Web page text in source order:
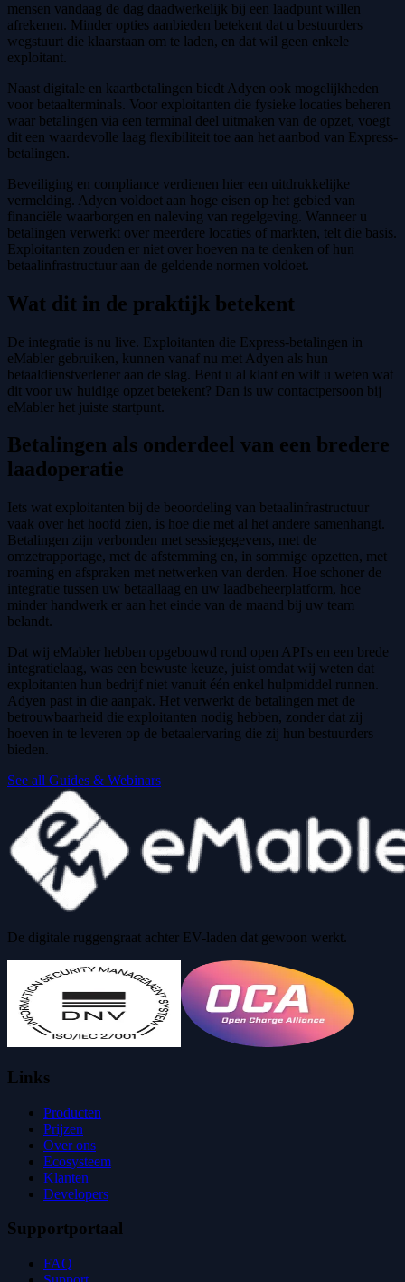
mensen vandaag de dag daadwerkelijk bij een laadpunt willen
afrekenen. Minder opties aanbieden betekent dat u bestuurders
wegstuurt die klaarstaan om te laden, en dat wil geen enkele
exploitant.
Naast digitale en kaartbetalingen biedt Adyen ook mogelijkheden
voor betaalterminals. Voor exploitanten die fysieke locaties beheren
waar betalingen via een terminal deel uitmaken van de opzet, voegt
dit een waardevolle laag flexibiliteit toe aan het aanbod van Express-
betalingen.
Beveiliging en compliance verdienen hier een uitdrukkelijke
vermelding. Adyen voldoet aan hoge eisen op het gebied van
financiële waarborgen en naleving van regelgeving. Wanneer u
betalingen verwerkt over meerdere locaties of markten, telt die basis.
Exploitanten zouden er niet over hoeven na te denken of hun
betaalinfrastructuur aan de geldende normen voldoet.
Wat dit in de praktijk betekent
De integratie is nu live. Exploitanten die Express-betalingen in
eMabler gebruiken, kunnen vanaf nu met Adyen als hun
betaaldienstverlener aan de slag. Bent u al klant en wilt u weten wat
dit voor uw huidige opzet betekent? Dan is uw contactpersoon bij
eMabler het juiste startpunt.
Betalingen als onderdeel van een bredere
laadoperatie
Iets wat exploitanten bij de beoordeling van betaalinfrastructuur
vaak over het hoofd zien, is hoe die met al het andere samenhangt.
Betalingen zijn verbonden met sessiegegevens, met de
omzetrapportage, met de afstemming en, in sommige opzetten, met
roaming en afspraken met netwerken van derden. Hoe schoner de
integratie tussen uw betaallaag en uw laadbeheerplatform, hoe
minder handwerk er aan het einde van de maand bij uw team
belandt.
Dat wij eMabler hebben opgebouwd rond open API's en een brede
integratielaag, was een bewuste keuze, juist omdat wij weten dat
exploitanten hun bedrijf niet vanuit één enkel hulpmiddel runnen.
Adyen past in die aanpak. Het verwerkt de betalingen met de
betrouwbaarheid die exploitanten nodig hebben, zonder dat zij
hoeven in te leveren op de betaalervaring die zij hun bestuurders
bieden.
See all Guides & Webinars
De digitale ruggengraat achter EV-laden dat gewoon werkt.
Links
Producten
Prijzen
Over ons
Ecosysteem
Klanten
Developers
Supportportaal
FAQ